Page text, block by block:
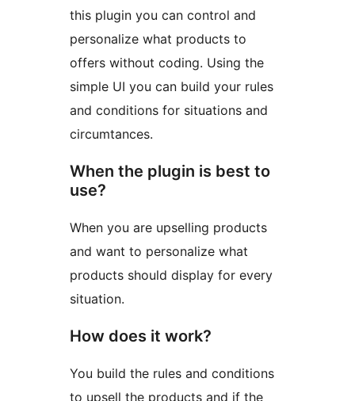
this plugin you can control and
personalize what products to
offers without coding. Using the
simple UI you can build your rules
and conditions for situations and
circumtances.
When the plugin is best to
use?
When you are upselling products
and want to personalize what
products should display for every
situation.
How does it work?
You build the rules and conditions
to upsell the products and if the